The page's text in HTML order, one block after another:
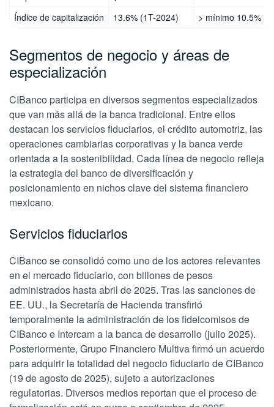
Índice de capitalización
13.6% (1T-2024) > mínimo 10.5%
Segmentos de negocio y áreas de
especialización
CIBanco participa en diversos segmentos especializados
que van más allá de la banca tradicional. Entre ellos
destacan los servicios fiduciarios, el crédito automotriz, las
operaciones cambiarias corporativas y la banca verde
orientada a la sostenibilidad. Cada línea de negocio refleja
la estrategia del banco de diversificación y
posicionamiento en nichos clave del sistema financiero
mexicano.
Servicios fiduciarios
CIBanco se consolidó como uno de los actores relevantes
en el mercado fiduciario, con billones de pesos
administrados hasta abril de 2025. Tras las sanciones de
EE. UU., la Secretaría de Hacienda transfirió
temporalmente la administración de los fideicomisos de
CIBanco e Intercam a la banca de desarrollo (julio 2025).
Posteriormente, Grupo Financiero Multiva firmó un acuerdo
para adquirir la totalidad del negocio fiduciario de CIBanco
(19 de agosto de 2025), sujeto a autorizaciones
regulatorias. Diversos medios reportan que el proceso de